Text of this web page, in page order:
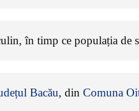
în timp ce populația de
Bacău, din Comuna